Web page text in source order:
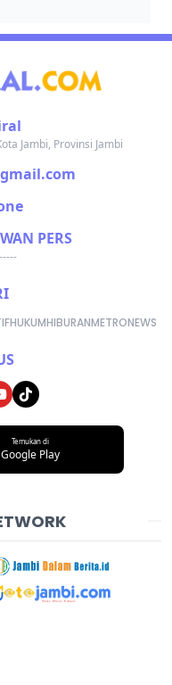
Jambi, Provinsi Jambi
PERS
HUKUMHIBURANMETRONEWS
Temukan di
Google Play